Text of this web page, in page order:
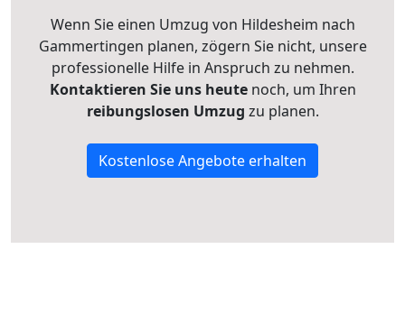
Wenn Sie einen Umzug von Hildesheim nach
Gammertingen planen, zögern Sie nicht, unsere
professionelle Hilfe in Anspruch zu nehmen.
Kontaktieren Sie uns heutenoch, um Ihren
reibungslosen Umzug zu planen.
Kostenlose Angebote erhalten